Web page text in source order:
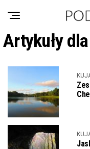
Artykuły dla